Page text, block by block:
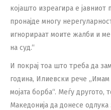
којашто изреагира е
пронајде многу
игнорираат моите жалби и
на суд.“
И покрај тоа што треба да
година, Илиевски рече
мојата борба“. Меѓу другото,
Македонија да донесе одлука